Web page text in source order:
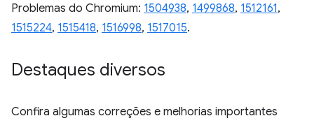
Problemas do Chromium: 1504938, 1499868, 1512161,
1515224, 1515418, 1516998, 1517015.
Destaques diversos
Confira algumas correções e melhorias importantes